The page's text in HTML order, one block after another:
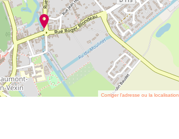
Corriger l’adresse ou la localisation